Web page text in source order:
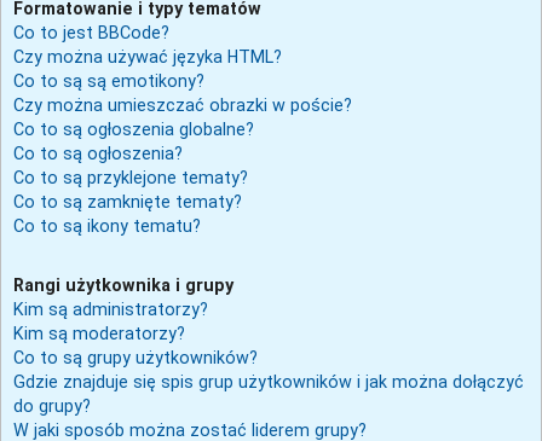
Formatowanie i typy tematów
Co to jest BBCode?
Czy można używać języka HTML?
Co to są są emotikony?
Czy można umieszczać obrazki w poście?
Co to są ogłoszenia globalne?
Co to są ogłoszenia?
Co to są przyklejone tematy?
Co to są zamknięte tematy?
Co to są ikony tematu?
Rangi użytkownika i grupy
Kim są administratorzy?
Kim są moderatorzy?
Co to są grupy użytkowników?
Gdzie znajduje się spis grup użytkowników i jak można dołączyć
do grupy?
W jaki sposób można zostać liderem grupy?